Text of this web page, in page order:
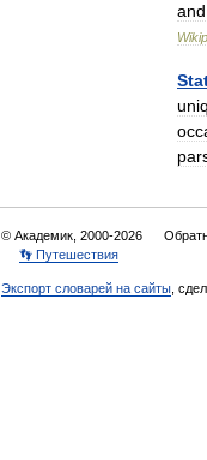
and
© Академик, 2000-2026
👣 Путешествия
Экспорт словарей на сайты ,